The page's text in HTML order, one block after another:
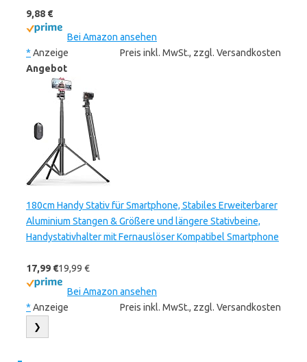
9,88 €
Bei Amazon ansehen
* Anzeige
Preis inkl. MwSt., zzgl. Versandkosten
Angebot
180cm Handy Stativ für Smartphone, Stabiles Erweiterbarer
Aluminium Stangen & Größere und längere Stativbeine,
Handystativhalter mit Fernauslöser Kompatibel Smartphone
17,99 €19,99 €
Bei Amazon ansehen
* Anzeige Preis inkl. MwSt., zzgl. Versandkosten
❯